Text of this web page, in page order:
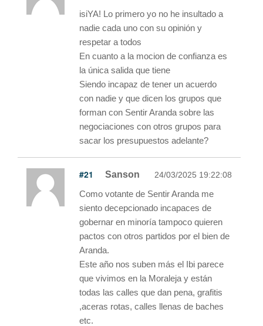
isiYA! Lo primero yo no he insultado a
nadie cada uno con su opinión y
respetar a todos
En cuanto a la mocion de confianza es
la única salida que tiene
Siendo incapaz de tener un acuerdo
con nadie y que dicen los grupos que
forman con Sentir Aranda sobre las
negociaciones con otros grupos para
sacar los presupuestos adelante?
#21 Sanson 24/03/2025 19:22:08
Como votante de Sentir Aranda me
siento decepcionado incapaces de
gobernar en minoría tampoco quieren
pactos con otros partidos por el bien de
Aranda.
Este año nos suben más el Ibi parece
que vivimos en la Moraleja y están
todas las calles que dan pena, grafitis
,aceras rotas, calles llenas de baches
etc.